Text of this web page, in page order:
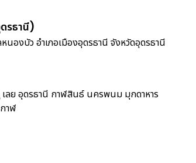
รธานี)
องบัว อำเภอเมืองอุดรธานี จังหวัดอุดรธานี
ลย อุดรธานี กาฬสินธ์ นครพนม มุกดาหาร
าฬ